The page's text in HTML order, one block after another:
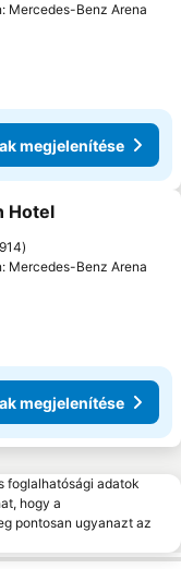
Mercedes-Benz Arena
megjelenítése
a kedvencekhez
Hotel
Mercedes-Benz Arena
megjelenítése
foglalhatósági adatok
hogy a
pontosan ugyanazt az